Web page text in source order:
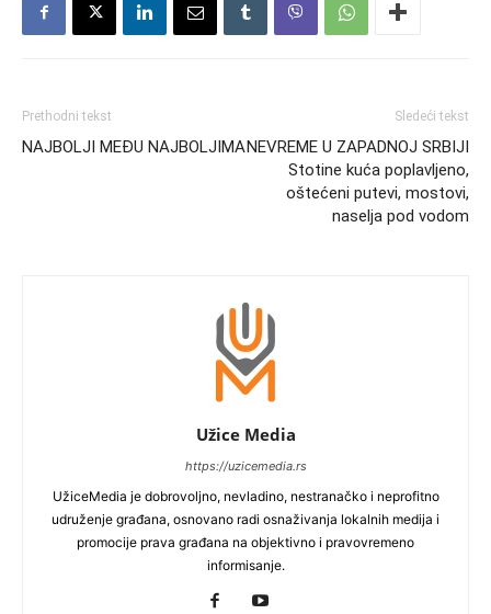
Prethodni tekst
NAJBOLJI MEĐU NAJBOLJIMA
Sledeći tekst
NEVREME U ZAPADNOJ SRBIJI
Stotine kuća poplavljeno,
oštećeni putevi, mostovi,
naselja pod vodom
Užice Media
https://uzicemedia.rs
UžiceMedia je dobrovoljno, nevladino, nestranačko i neprofitno
udruženje građana, osnovano radi osnaživanja lokalnih medija i
promocije prava građana na objektivno i pravovremeno
informisanje.